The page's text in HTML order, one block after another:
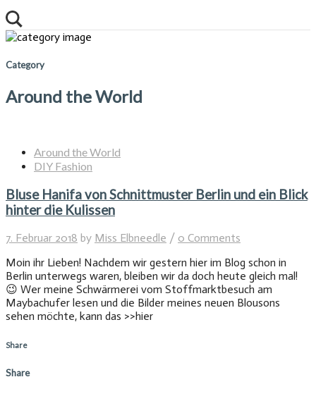
Category
Around the World
Around the World
DIY Fashion
Bluse Hanifa von Schnittmuster Berlin und ein Blick
hinter die Kulissen
7. Februar 2018 by Miss Elbneedle / 0 Comments
Moin ihr Lieben! Nachdem wir gestern hier im Blog schon in
Berlin unterwegs waren, bleiben wir da doch heute gleich mal!
😉 Wer meine Schwärmerei vom Stoffmarktbesuch am
Maybachufer lesen und die Bilder meines neuen Blousons
sehen möchte, kann das >>hier
Share
Share